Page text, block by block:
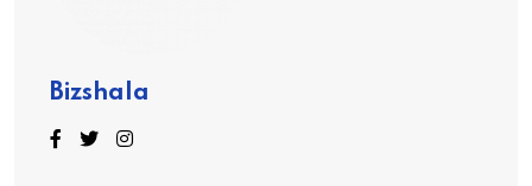
Bizshala